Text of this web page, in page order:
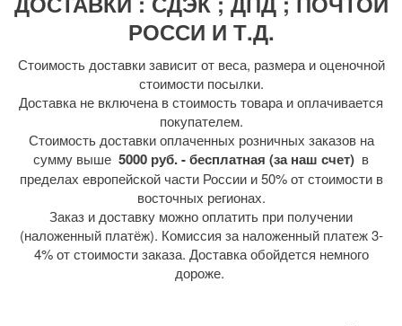
РОССИ И Т.Д.
Стоимость доставки зависит от веса, размера и оценочной
стоимости посылки.
Доставка не включена в стоимость товара и оплачивается
покупателем.
Стоимость доставки оплаченных розничных заказов на
сумму выше 5000 руб. - бесплатная (за наш счет) в
пределах европейской части России и 50% от стоимости в
восточных регионах.
Заказ и доставку можно оплатить при получении
(наложенный платёж). Комиссия за наложенный платеж 3-
4% от стоимости заказа. Доставка обойдется немного
дороже.